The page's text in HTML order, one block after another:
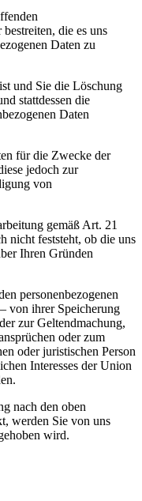
die es uns
Daten zu
und Sie die Löschung
stattdessen die
Daten
für die Zwecke der
jedoch zur
von
gemäß Art. 21
nicht feststeht, ob die uns
Ihren Gründen
personenbezogenen
von ihrer Speicherung
zur Geltendmachung,
oder zum
oder juristischen Person
Interesses der Union
nach den oben
werden Sie von uns
wird.